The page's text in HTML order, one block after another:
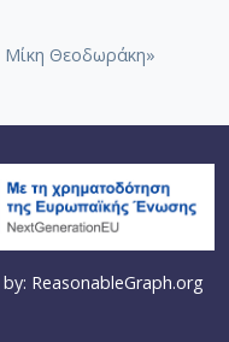
Θεοδωράκη»
ReasonableGraph.org